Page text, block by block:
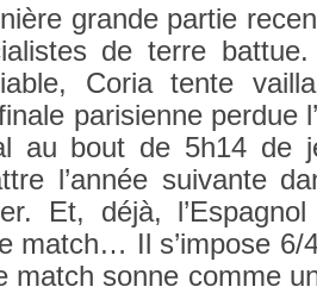
gran­de par­tie
de terre
Coria tente
parisien­ne per­due
au bout de 5h14 de
l’année suivan­te
Et, déjà,
match… Il s’im­pose 6/
match sonne comme